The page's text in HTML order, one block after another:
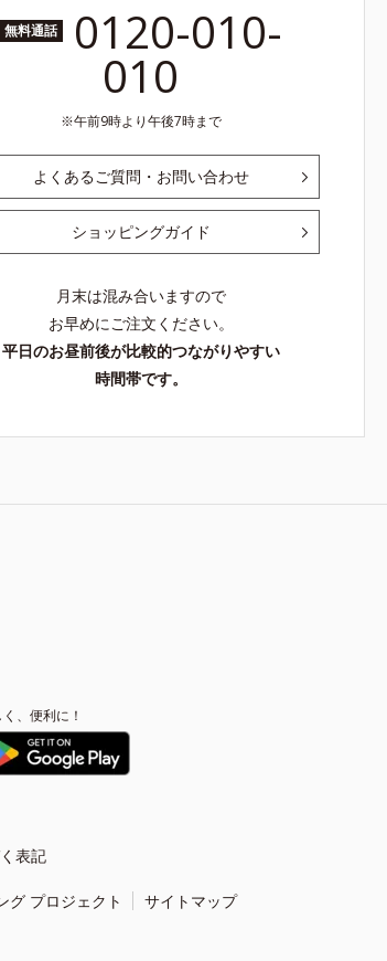
無料通話 0120-010-
010
午前9時より午後7時まで
よくあるご質問・お問い合わせ
ショッピングガイド
月末は混み合いますので
お早めにご注文ください。
平日のお昼前後が比較的つながりやすい
時間帯です。
、便利に！
表記
グ プロジェクト サイトマップ